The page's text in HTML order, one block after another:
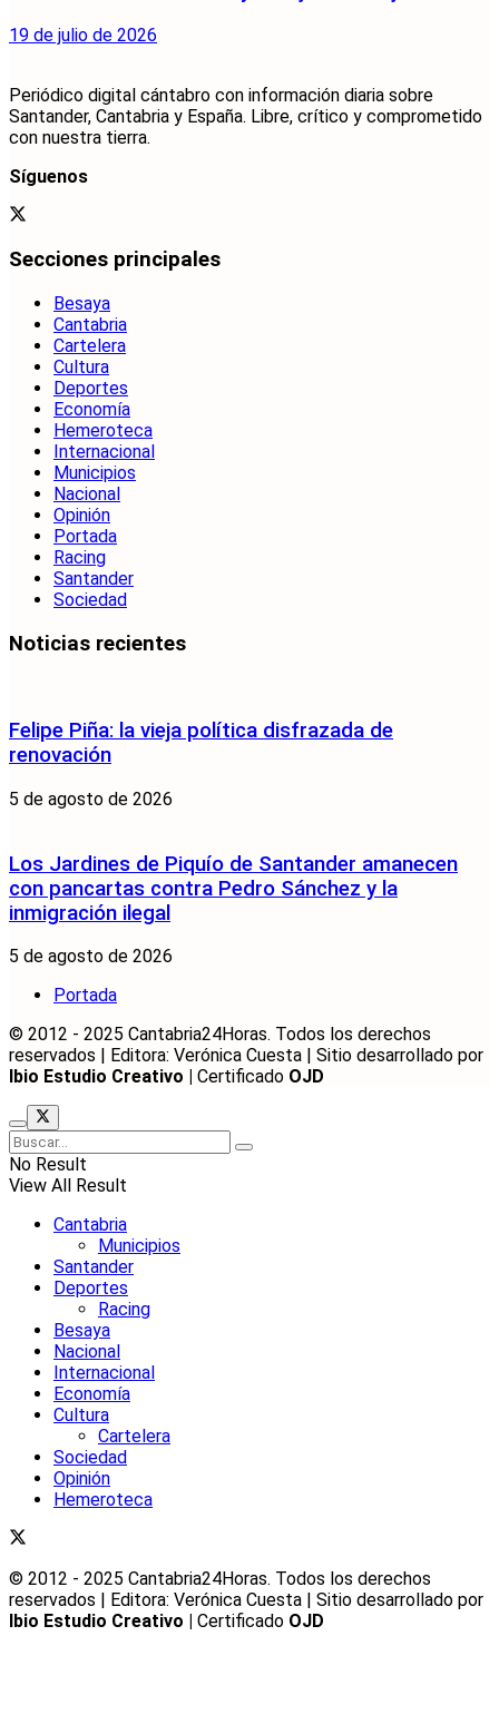
19 de julio de 2026
Periódico digital cántabro con información diaria sobre
Santander, Cantabria y España. Libre, crítico y comprometido
con nuestra tierra.
Síguenos
Secciones principales
Besaya
Cantabria
Cartelera
Cultura
Deportes
Economía
Hemeroteca
Internacional
Municipios
Nacional
Opinión
Portada
Racing
Santander
Sociedad
Noticias recientes
Felipe Piña: la vieja política disfrazada de
renovación
5 de agosto de 2026
Los Jardines de Piquío de Santander amanecen
con pancartas contra Pedro Sánchez y la
inmigración ilegal
5 de agosto de 2026
Portada
© 2012 - 2025 Cantabria24Horas. Todos los derechos
reservados | Editora: Verónica Cuesta | Sitio desarrollado por
Ibio Estudio Creativo |
Certificado OJD
No Result
View All Result
Cantabria
Municipios
Santander
Deportes
Racing
Besaya
Nacional
Internacional
Economía
Cultura
Cartelera
Sociedad
Opinión
Hemeroteca
© 2012 - 2025 Cantabria24Horas. Todos los derechos
reservados | Editora: Verónica Cuesta | Sitio desarrollado por
Ibio Estudio Creativo | Certificado OJD